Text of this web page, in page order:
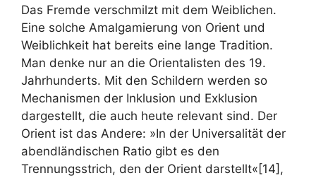
Das Fremde verschmilzt mit dem Weiblichen.
Eine solche Amalgamierung von Orient und
Weiblichkeit hat bereits eine lange Tradition.
Man denke nur an die Orientalisten des 19.
Jahrhunderts. Mit den Schildern werden so
Mechanismen der Inklusion und Exklusion
dargestellt, die auch heute relevant sind. Der
Orient ist das Andere: »In der Universalität der
abendländischen Ratio gibt es den
Trennungsstrich, den der Orient darstellt«[14],